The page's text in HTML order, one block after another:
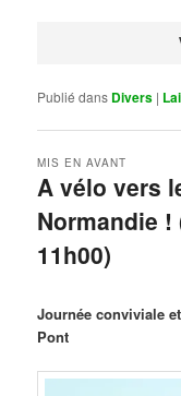
Publié dans Divers |
A vélo vers
Normandie !
11h00)
MIS EN AVANT
Journée conviviale
Pont